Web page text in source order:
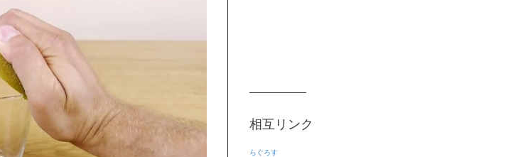
相互リンク
らぐろす